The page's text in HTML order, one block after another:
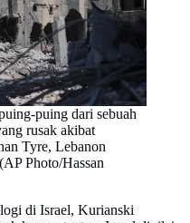
puing dari sebuah
rusak akibat
Tyre, Lebanon
Photo/Hassan
di Israel, Kurianski